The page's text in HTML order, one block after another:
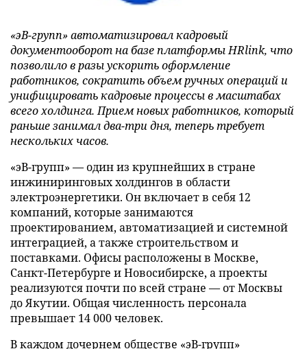
«эВ-групп» автоматизировал кадровый
документооборот на базе платформы HRlink, что
позволило в разы ускорить оформление
работников, сократить объем ручных операций и
унифицировать кадровые процессы в масштабах
всего холдинга. Прием новых работников, который
раньше занимал два-три дня, теперь требует
нескольких часов.
«эВ-групп» — один из крупнейших в стране
инжиниринговых холдингов в области
электроэнергетики. Он включает в себя 12
компаний, которые занимаются
проектированием, автоматизацией и системной
интеграцией, а также строительством и
поставками. Офисы расположены в Москве,
Санкт-Петербурге и Новосибирске, а проекты
реализуются почти по всей стране — от Москвы
до Якутии. Общая численность персонала
превышает 14 000 человек.
В каждом дочернем обществе «эВ-групп»